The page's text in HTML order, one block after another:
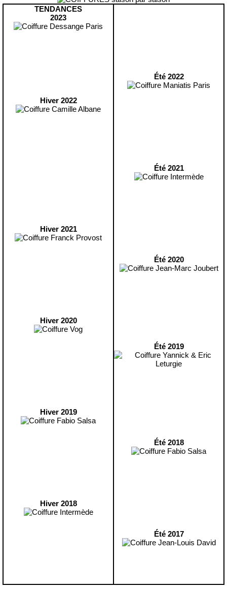
TENDANCES
2023
Hiver 2022
Hiver 2021
Hiver 2020
Hiver 2019
Hiver 2018
Été 2022
Été 2021
Été 2020
Été 2019
Été 2018
Été 2017